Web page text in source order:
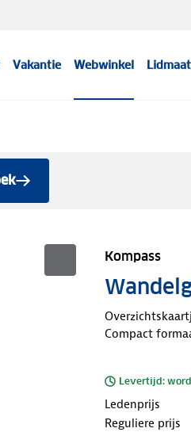
Vakantie Webwinkel
Kompass
Compact
Levertijd:
Ledenprijs
Reguliere prijs